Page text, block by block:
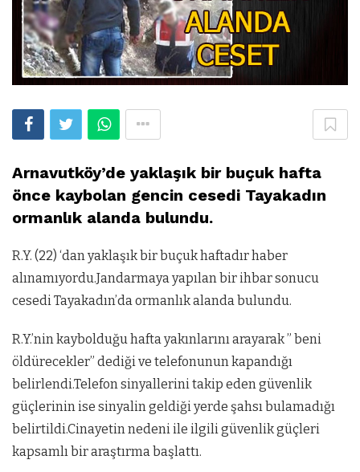
Arnavutköy’de yaklaşık bir buçuk hafta
önce kaybolan gencin cesedi Tayakadın
ormanlık alanda bulundu.
R.Y. (22) ‘dan yaklaşık bir buçuk haftadır haber
alınamıyordu.Jandarmaya yapılan bir ihbar sonucu
cesedi Tayakadın’da ormanlık alanda bulundu.
R.Y.’nin kaybolduğu hafta yakınlarını arayarak ” beni
öldürecekler” dediği ve telefonunun kapandığı
belirlendi.Telefon sinyallerini takip eden güvenlik
güçlerinin ise sinyalin geldiği yerde şahsı bulamadığı
belirtildi.Cinayetin nedeni ile ilgili güvenlik güçleri
kapsamlı bir araştırma başlattı.